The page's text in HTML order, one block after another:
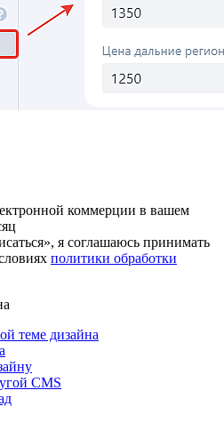
коммерции в вашем
я соглашаюсь принимать
политики обработки
теме дизайна
CMS